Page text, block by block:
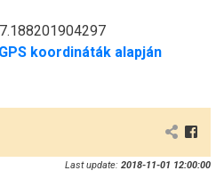
GPS koordináták alapján
Last update: 2018-11-01 12:00:00